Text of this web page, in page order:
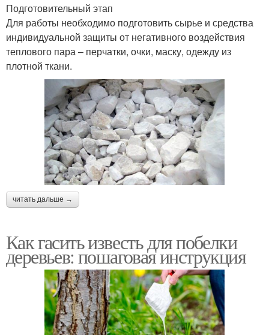
Подготовительный этап
Для работы необходимо подготовить сырье и средства
индивидуальной защиты от негативного воздействия
теплового пара – перчатки, очки, маску, одежду из
плотной ткани.
читать дальше →
Как гасить известь для побелки
деревьев: пошаговая инструкция